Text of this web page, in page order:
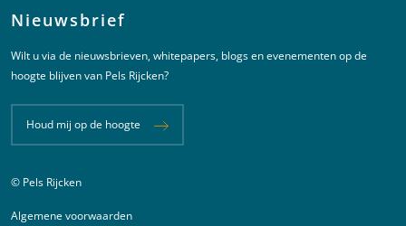
Nieuwsbrief
Wilt u via de nieuwsbrieven, whitepapers, blogs en evenementen op de
hoogte blijven van Pels Rijcken?
Houd mij op de hoogte
Juridische informatie
© Pels Rijcken
Algemene voorwaarden